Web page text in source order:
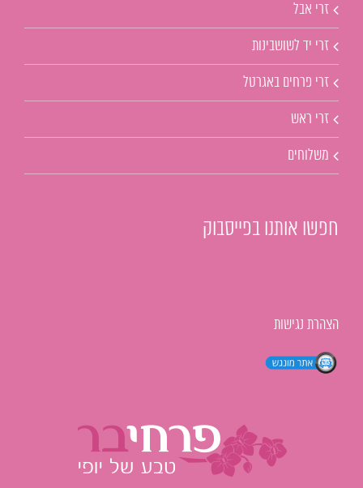
זרי אבל
זרי יד לשושבינות
זרי פרחים באגרטל
זרי ראש
משלוחים
חפשו אותנו בפייסבוק
הצהרת נגישות